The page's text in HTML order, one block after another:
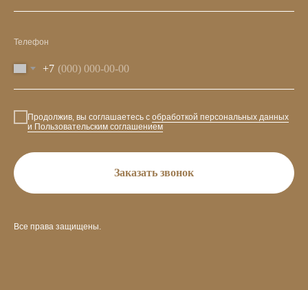
Телефон
+7
Продолжив, вы соглашаетесь с обработкой персональных данных
и Пользовательским соглашением
Заказать звонок
Все права защищены.